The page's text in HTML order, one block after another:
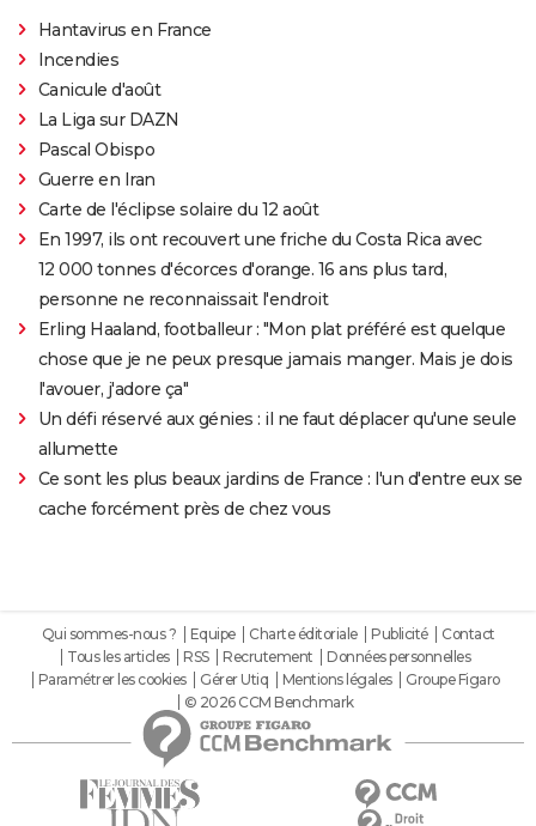
Hantavirus en France
Incendies
Canicule d'août
La Liga sur DAZN
Pascal Obispo
Guerre en Iran
Carte de l'éclipse solaire du 12 août
En 1997, ils ont recouvert une friche du Costa Rica avec
12 000 tonnes d'écorces d'orange. 16 ans plus tard,
personne ne reconnaissait l'endroit
Erling Haaland, footballeur : "Mon plat préféré est quelque
chose que je ne peux presque jamais manger. Mais je dois
l'avouer, j'adore ça"
Un défi réservé aux génies : il ne faut déplacer qu'une seule
allumette
Ce sont les plus beaux jardins de France : l'un d'entre eux se
cache forcément près de chez vous
Qui sommes-nous ? Equipe Charte éditoriale Publicité
Contact
Tous les articles
RSS Recrutement
Données personnelles
Paramétrer les cookies
Gérer Utiq Mentions légales
Groupe Figaro
© 2026 CCM Benchmark